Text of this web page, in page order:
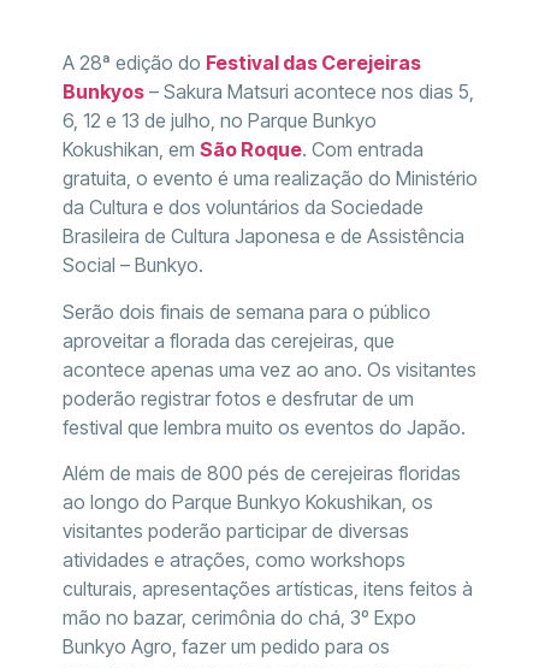
A 28ª edição do Festival das Cerejeiras
Bunkyos– Sakura Matsuri acontece nos dias 5,
6, 12 e 13 de julho, no Parque Bunkyo
Kokushikan, em São Roque. Com entrada
gratuita, o evento é uma realização do Ministério
da Cultura e dos voluntários da Sociedade
Brasileira de Cultura Japonesa e de Assistência
Social – Bunkyo.
Serão dois finais de semana para o público
aproveitar a florada das cerejeiras, que
acontece apenas uma vez ao ano. Os visitantes
poderão registrar fotos e desfrutar de um
festival que lembra muito os eventos do Japão.
Além de mais de 800 pés de cerejeiras floridas
ao longo do Parque Bunkyo Kokushikan, os
visitantes poderão participar de diversas
atividades e atrações, como workshops
culturais, apresentações artísticas, itens feitos à
mão no bazar, cerimônia do chá, 3º Expo
Bunkyo Agro, fazer um pedido para os